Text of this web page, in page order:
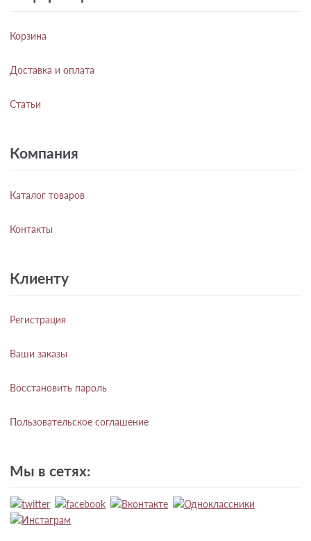
Корзина
Доставка и оплата
Статьи
Компания
Каталог товаров
Контакты
Клиенту
Регистрация
Ваши заказы
Восстановить пароль
Пользовательское соглашение
Мы в сетях: